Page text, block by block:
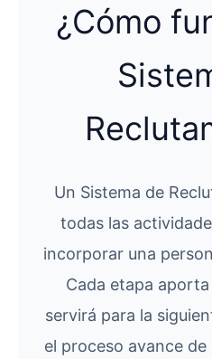
¿Cómo
Un Sistema de
todas las
incorporar una
Cada etapa
servirá para la
el proceso avance